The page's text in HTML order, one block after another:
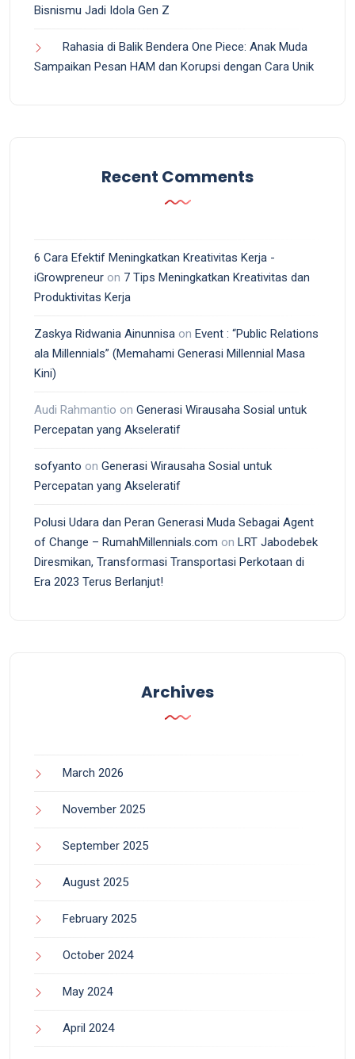
Bisnismu Jadi Idola Gen Z
Rahasia di Balik Bendera One Piece: Anak Muda
Sampaikan Pesan HAM dan Korupsi dengan Cara Unik
Recent Comments
6 Cara Efektif Meningkatkan Kreativitas Kerja -
iGrowpreneur on 7 Tips Meningkatkan Kreativitas dan
Produktivitas Kerja
Zaskya Ridwania Ainunnisa on Event : “Public Relations
ala Millennials” (Memahami Generasi Millennial Masa
Kini)
Audi Rahmantio on Generasi Wirausaha Sosial untuk
Percepatan yang Akseleratif
sofyanto on Generasi Wirausaha Sosial untuk
Percepatan yang Akseleratif
Polusi Udara dan Peran Generasi Muda Sebagai Agent
of Change – RumahMillennials.com on LRT Jabodebek
Diresmikan, Transformasi Transportasi Perkotaan di
Era 2023 Terus Berlanjut!
Archives
March 2026
November 2025
September 2025
August 2025
February 2025
October 2024
May 2024
April 2024